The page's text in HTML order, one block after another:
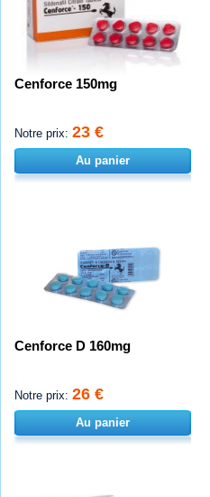
Cenforce 150mg
Notre prix: 23 €
Au panier
Cenforce D 160mg
Notre prix: 26 €
Au panier